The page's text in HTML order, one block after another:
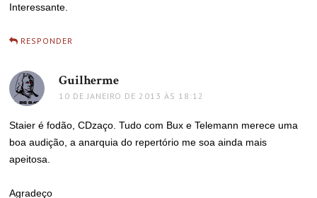
Interessante.
RESPONDER
Guilherme
10 DE JANEIRO DE 2013 ÀS 18:12
Staier é fodão, CDzaço. Tudo com Bux e Telemann merece uma
boa audição, a anarquia do repertório me soa ainda mais
apeitosa.
Agradeço